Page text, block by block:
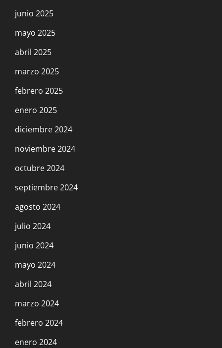
junio 2025
mayo 2025
abril 2025
marzo 2025
febrero 2025
enero 2025
diciembre 2024
noviembre 2024
octubre 2024
septiembre 2024
agosto 2024
julio 2024
junio 2024
mayo 2024
abril 2024
marzo 2024
febrero 2024
enero 2024